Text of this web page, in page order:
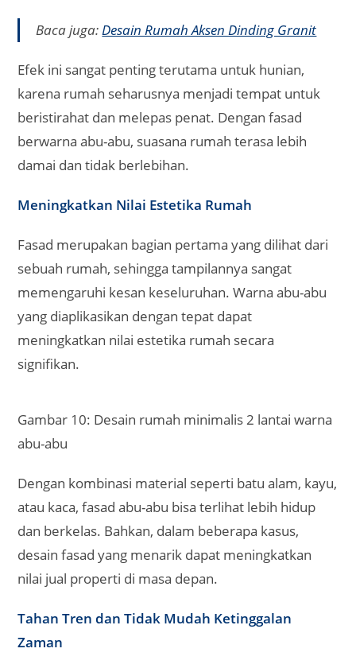
Baca juga:Desain Rumah Aksen Dinding Granit
Efek ini sangat penting terutama untuk hunian,
karena rumah seharusnya menjadi tempat untuk
beristirahat dan melepas penat. Dengan fasad
berwarna abu-abu, suasana rumah terasa lebih
damai dan tidak berlebihan.
Meningkatkan Nilai Estetika Rumah
Fasad merupakan bagian pertama yang dilihat dari
sebuah rumah, sehingga tampilannya sangat
memengaruhi kesan keseluruhan. Warna abu-abu
yang diaplikasikan dengan tepat dapat
meningkatkan nilai estetika rumah secara
signifikan.
Gambar 10: Desain rumah minimalis 2 lantai warna
abu-abu
Dengan kombinasi material seperti batu alam, kayu,
atau kaca, fasad abu-abu bisa terlihat lebih hidup
dan berkelas. Bahkan, dalam beberapa kasus,
desain fasad yang menarik dapat meningkatkan
nilai jual properti di masa depan.
Tahan Tren dan Tidak Mudah Ketinggalan
Zaman